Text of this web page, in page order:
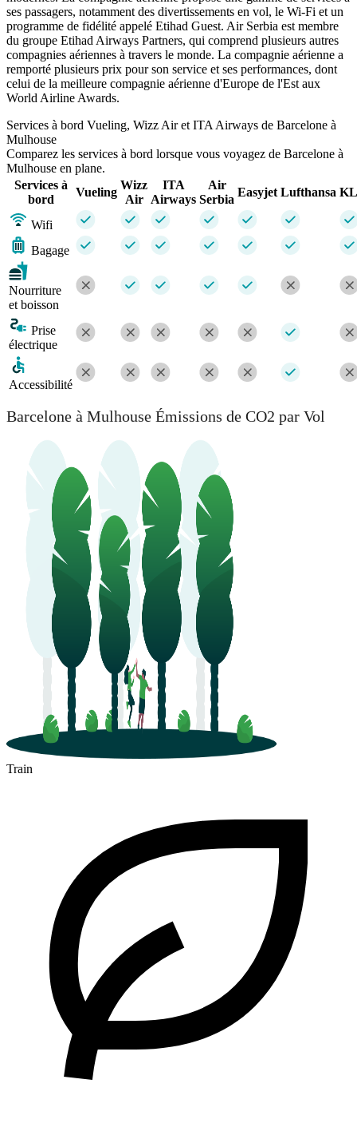
ses passagers, notamment des divertissements en vol, le Wi-Fi et un
programme de fidélité appelé Etihad Guest. Air Serbia est membre
du groupe Etihad Airways Partners, qui comprend plusieurs autres
compagnies aériennes à travers le monde. La compagnie aérienne a
remporté plusieurs prix pour son service et ses performances, dont
celui de la meilleure compagnie aérienne d'Europe de l'Est aux
World Airline Awards.
Services à bord Vueling, Wizz Air et ITA Airways de Barcelone à
Mulhouse
Comparez les services à bord lorsque vous voyagez de Barcelone à
Mulhouse en plane.
Services à
bord
Vueling
Wizz
Air
ITA
Airways
Air
Serbia
Easyjet Lufthansa
Wifi
Bagage
Nourriture
et boisson
Prise
électrique
Accessibilité
Barcelone à Mulhouse Émissions de CO2 par Vol
Train